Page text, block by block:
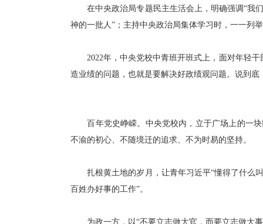
在中央政治局专题民主生活会上，明确强调“我们
神的一批人”；主持中央政治局集体学习时，一一列
2022年，中央党校中青班开班式上，面对年轻干
造业绩的问题，也就是要解决好政绩观问题。说到
百年党史峥嵘。中央党校内，立于广场上的一块
不渝的初心、不随境迁的追求、不为时易的坚持。
扎根黄土地的岁月，让青年习近平“懂得了什么叫
百姓办好事的工作”。
为政一方，以“不要立志做大官，而要立志做大事